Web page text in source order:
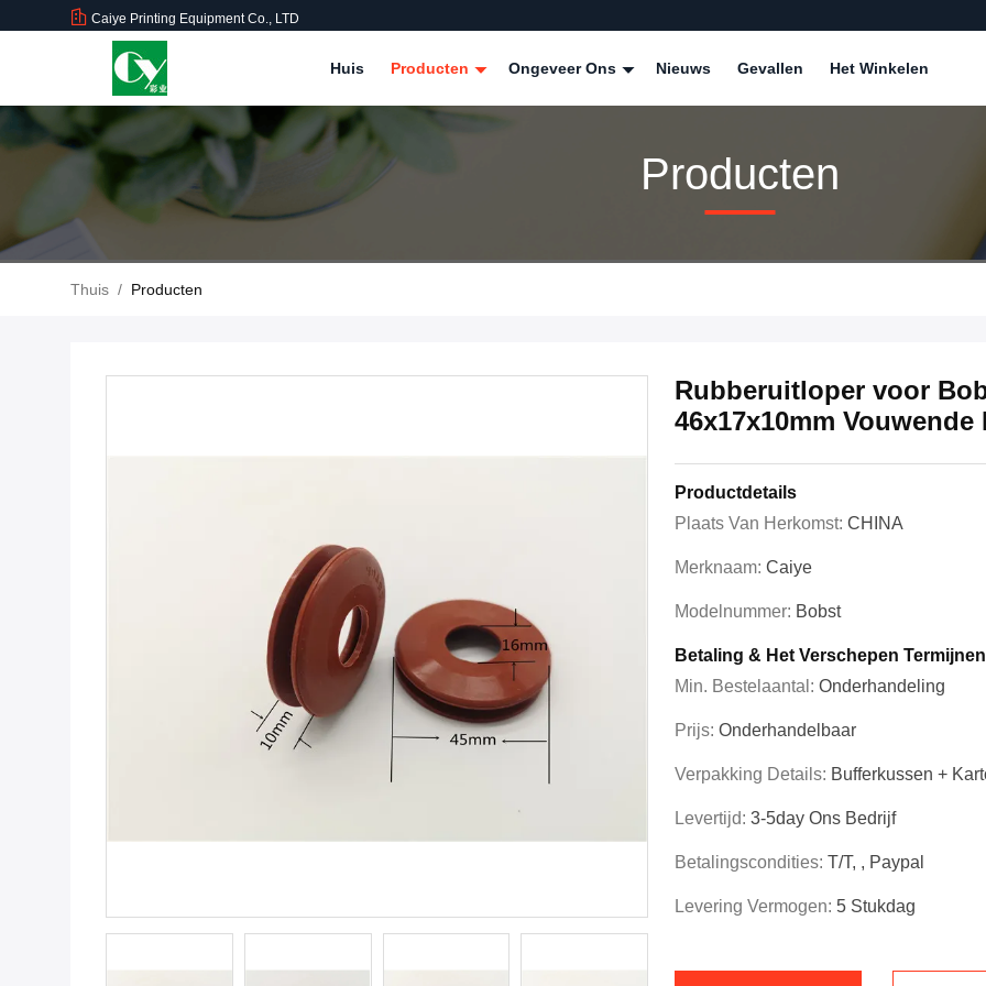
Caiye Printing Equipment Co., LTD
Huis Producten Ongeveer Ons Nieuws Gevallen Het Winkelen
Producten
Thuis / Producten
Rubberuitloper voor
46x17x10mm
Productdetails
Plaats Van Herkomst: CHINA
Merknaam: Caiye
Modelnummer: Bobst
Betaling & Het Verschepen Termijnen
Min. Bestelaantal: Onderhandeling
Prijs: Onderhandelbaar
Verpakking Details: Bufferkussen +
Levertijd: 3-5day Ons Bedrijf
Betalingscondities: T/T, , Paypal
Levering Vermogen: 5 Stukdag